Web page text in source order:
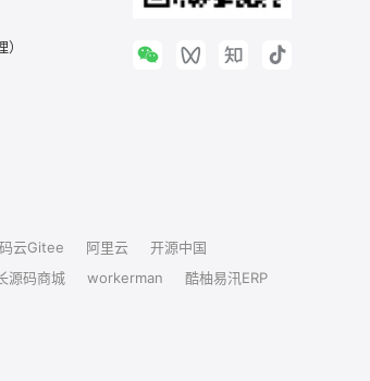
码云Gitee 阿里云
开源中国
源码商城 workerman
酷柚易汛ERP